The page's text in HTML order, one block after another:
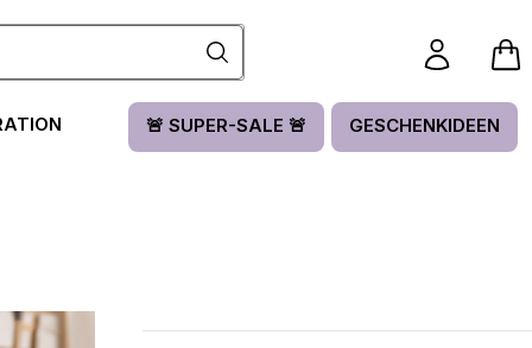
🚨 SUPER-SALE 🚨 GESCHENKIDEEN